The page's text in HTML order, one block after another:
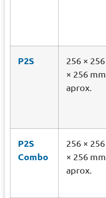
P2S
256 × 256
× 256 mm
aprox.
P2S
Combo
256 × 256
× 256 mm
aprox.